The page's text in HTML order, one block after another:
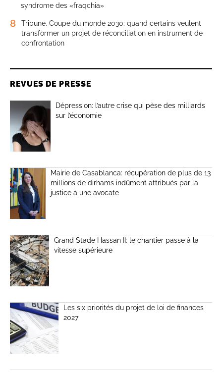
syndrome des «fraqchia»
8
Tribune. Coupe du monde 2030: quand certains veulent
transformer un projet de réconciliation en instrument de
confrontation
REVUES DE PRESSE
Dépression: l’autre crise qui pèse des milliards
sur l’économie
Mairie de Casablanca: récupération de plus de 13
millions de dirhams indûment attribués par la
justice à une avocate
Grand Stade Hassan II: le chantier passe à la
vitesse supérieure
Les six priorités du projet de loi de finances
2027